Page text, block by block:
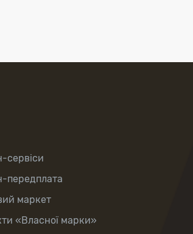
сервіси
передплата
маркет
«Власної марки»